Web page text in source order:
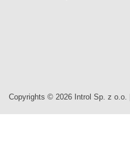
Copyrights © 2026 Introl Sp. z o.o. |